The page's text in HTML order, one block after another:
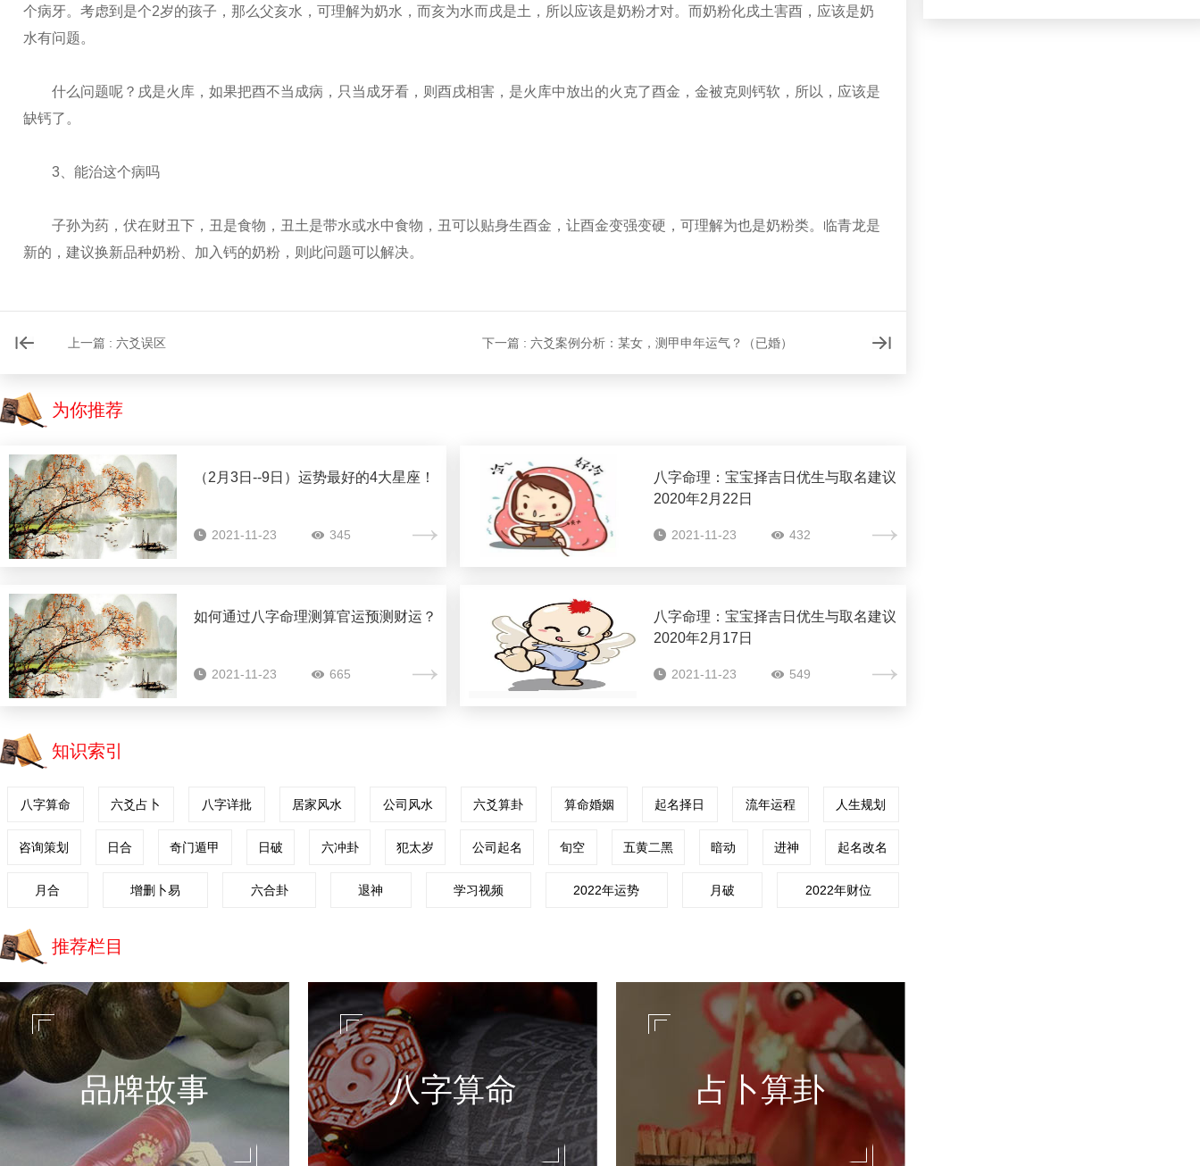
个病牙。考虑到是个2岁的孩子，那么父亥水，可理解为奶水，而亥为水而戌是土，所以应该是奶粉才对。而奶粉化戌土害酉，应该是奶
水有问题。
什么问题呢？戌是火库，如果把酉不当成病，只当成牙看，则酉戌相害，是火库中放出的火克了酉金，金被克则钙软，所以，应该是
缺钙了。
3、能治这个病吗
子孙为药，伏在财丑下，丑是食物，丑土是带水或水中食物，丑可以贴身生酉金，让酉金变强变硬，可理解为也是奶粉类。临青龙是
新的，建议换新品种奶粉、加入钙的奶粉，则此问题可以解决。
上一篇 : 六爻误区 下一篇 : 六爻案例分析：某女，测甲申年运气？（已婚）
为你推荐
（2月3日--9日）运势最好的4大星座！
2021-11-23 345
八字命理：宝宝择吉日优生与取名建议
2020年2月22日
2021-11-23 432
如何通过八字命理测算官运预测财运？
2021-11-23 665
八字命理：宝宝择吉日优生与取名建议
2020年2月17日
2021-11-23 549
知识索引
八字算命 六爻占卜 八字详批 居家风水 公司风水 六爻算卦 算命婚姻 起名择日 流年运程 人生规划
咨询策划 日合 奇门遁甲 日破 六冲卦 犯太岁 公司起名 旬空 五黄二黑 暗动 进神 起名改名
月合 增删卜易 六合卦 退神 学习视频 2022年运势 月破 2022年财位
推荐栏目
环境风水
环境风水
八字算命是根据八字五行来推测出一个人的
事业、财运、爱情等运势，是一种历史悠久
起名改名
起名改名
八字算命是根据八字五行来推测出一个人的
事业、财运、爱情等运势，是一种历史悠久
的算命方法。
手相面相
手相面相
八字算命是根据八字五行来推测出一个人的
事业、财运、爱情等运势，是一种历史悠久
的算命方法。